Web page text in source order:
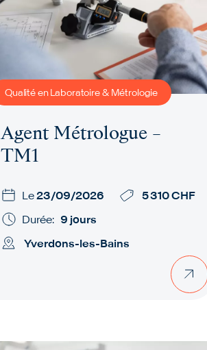
Qualité en Laboratoire & Métrologie
Agent Métrologue –
TM1
Le23/09/2026
5 310 CHF
Durée: 9 jours
Yverdons-les-Bains